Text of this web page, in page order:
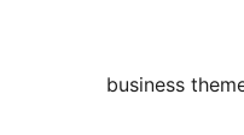
business